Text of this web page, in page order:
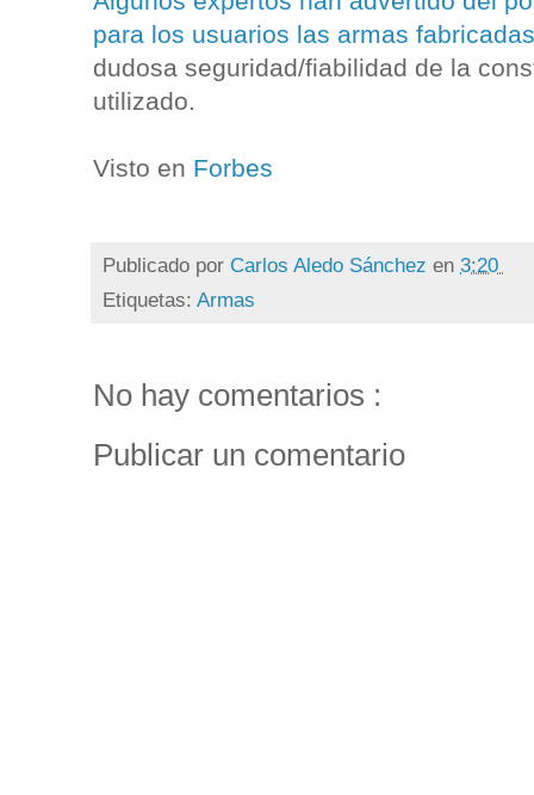
para los usuarios las armas
dudosa seguridad/fiabilidad de la
utilizado.
Visto en Forbes
Publicado por Carlos Aledo Sánchez en 3:20
Etiquetas: Armas
No hay comentarios :
Publicar un comentario